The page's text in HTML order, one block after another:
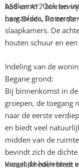
A58 en A17 binnen
naar Breda,
badkamer. Ook
bergzolder. De
slaapkamers. De
houten schuur en
Indeling van de
Begane grond:
Bij binnenkomst in
groepen, de toegang
naar de eerste
en biedt veel
midden van de
bevindt zich de
mogelijkheden biedt
Vanuit de hal/entree